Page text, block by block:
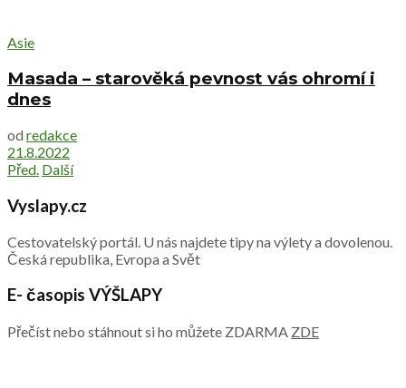
Asie
Masada – starověká pevnost vás ohromí i
dnes
od redakce
21.8.2022
Před. Další
Vyslapy.cz
Cestovatelský portál. U nás najdete tipy na výlety a dovolenou.
Česká republika, Evropa a Svět
E- časopis VÝŠLAPY
Přečíst nebo stáhnout si ho můžete ZDARMA ZDE